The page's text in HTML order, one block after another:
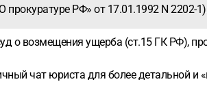
прокуратуре РФ» от 17.01.1992 N 2202-
о возмещения ущерба (ст.15 ГК РФ),
чат юриста для более детальной и